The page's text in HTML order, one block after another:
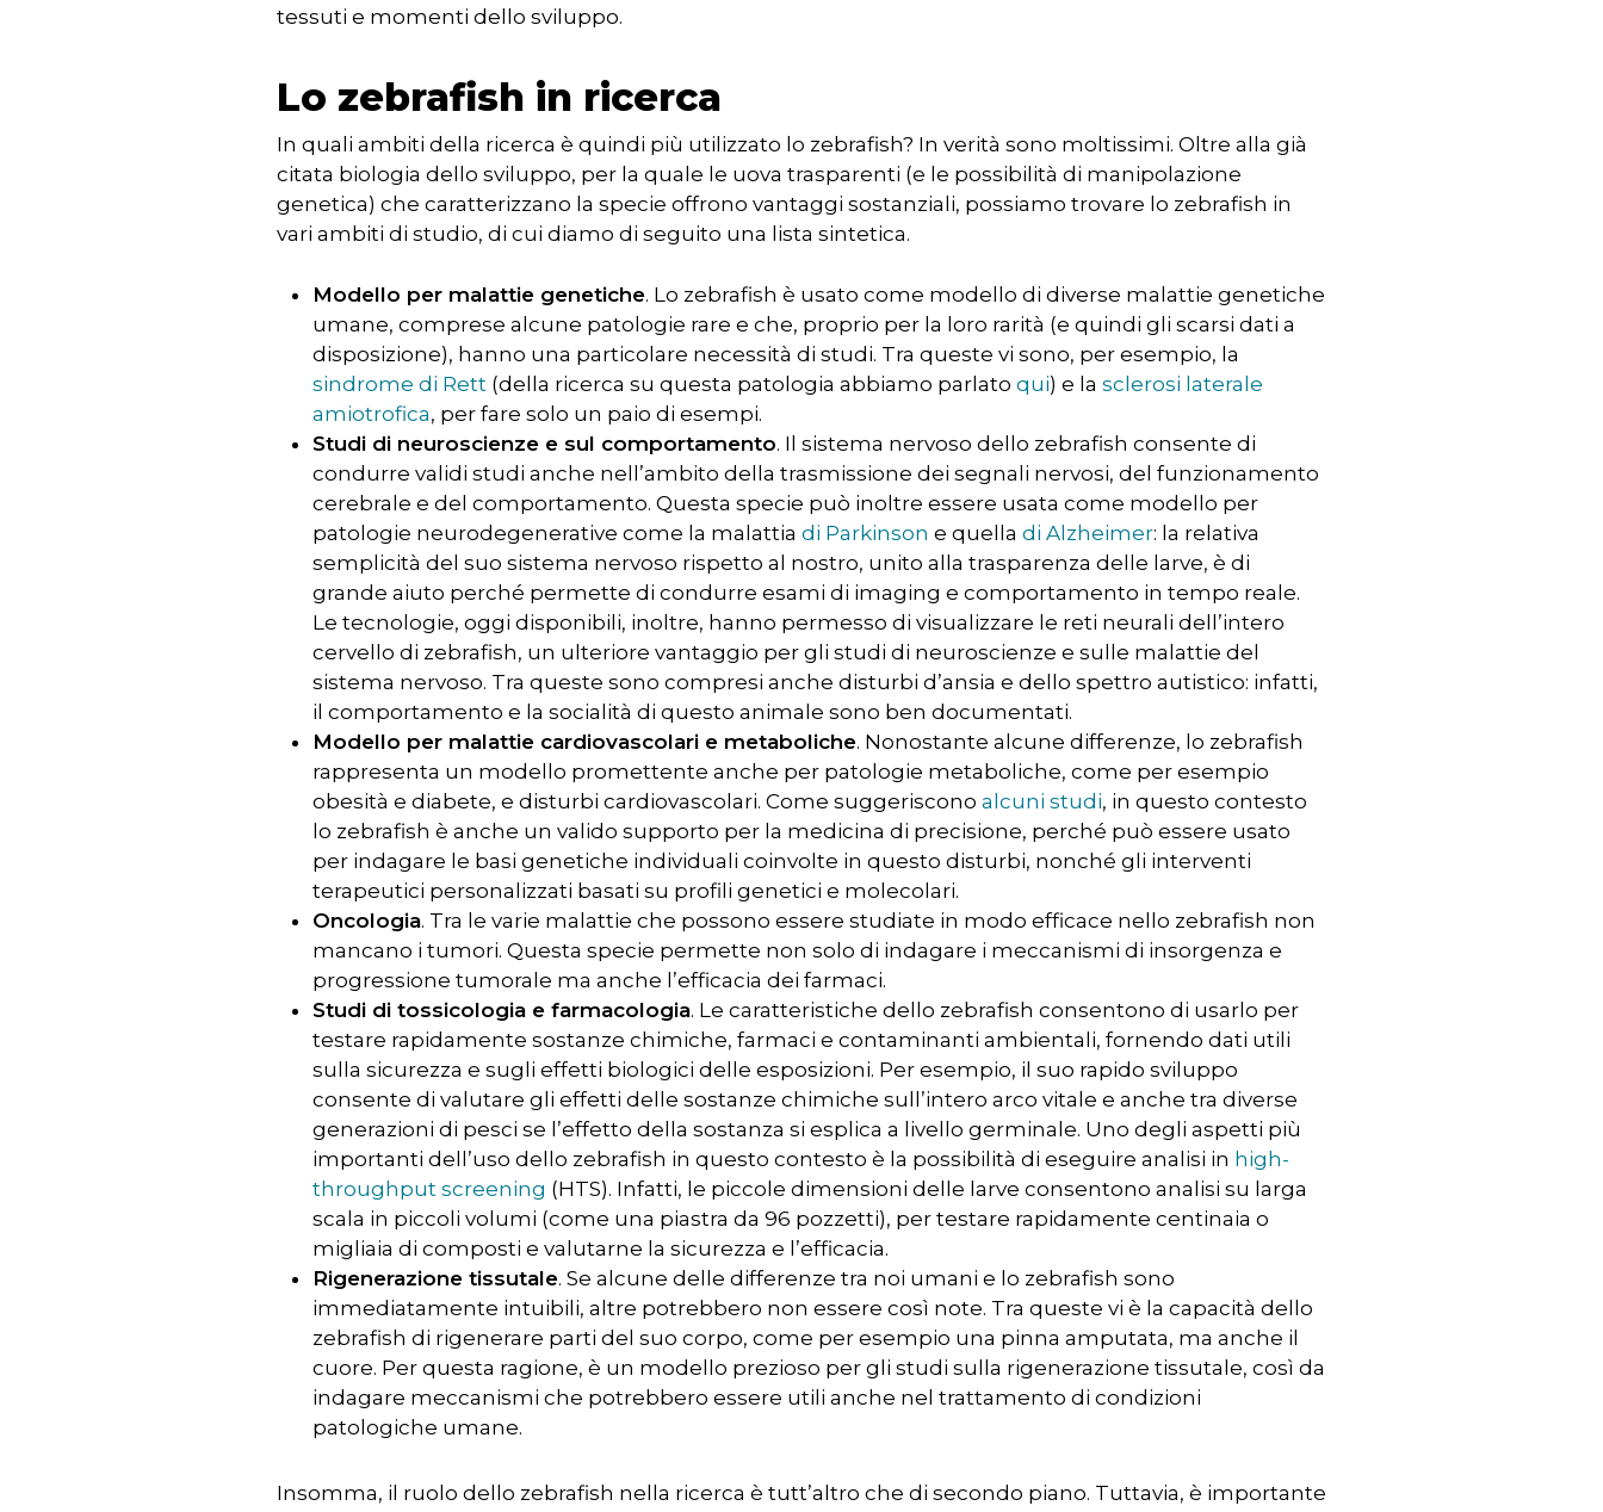
tessuti e momenti dello sviluppo.
Lo zebrafish in ricerca
In quali ambiti della ricerca è quindi più utilizzato lo zebrafish? In verità sono moltissimi. Oltre alla già
citata biologia dello sviluppo, per la quale le uova trasparenti (e le possibilità di manipolazione
genetica) che caratterizzano la specie offrono vantaggi sostanziali, possiamo trovare lo zebrafish in
vari ambiti di studio, di cui diamo di seguito una lista sintetica.
Modello per malattie genetiche. Lo zebrafish è usato come modello di diverse malattie genetiche
umane, comprese alcune patologie rare e che, proprio per la loro rarità (e quindi gli scarsi dati a
disposizione), hanno una particolare necessità di studi. Tra queste vi sono, per esempio, la
sindrome di Rett (della ricerca su questa patologia abbiamo parlato qui) e la sclerosi laterale
amiotrofica, per fare solo un paio di esempi.
Studi di neuroscienze e sul comportamento. Il sistema nervoso dello zebrafish consente di
condurre validi studi anche nell’ambito della trasmissione dei segnali nervosi, del funzionamento
cerebrale e del comportamento. Questa specie può inoltre essere usata come modello per
patologie neurodegenerative come la malattia di Parkinson e quella di Alzheimer: la relativa
semplicità del suo sistema nervoso rispetto al nostro, unito alla trasparenza delle larve, è di
grande aiuto perché permette di condurre esami di imaging e comportamento in tempo reale.
Le tecnologie, oggi disponibili, inoltre, hanno permesso di visualizzare le reti neurali dell’intero
cervello di zebrafish, un ulteriore vantaggio per gli studi di neuroscienze e sulle malattie del
sistema nervoso. Tra queste sono compresi anche disturbi d’ansia e dello spettro autistico: infatti,
il comportamento e la socialità di questo animale sono ben documentati.
Modello per malattie cardiovascolari e metaboliche. Nonostante alcune differenze, lo zebrafish
rappresenta un modello promettente anche per patologie metaboliche, come per esempio
obesità e diabete, e disturbi cardiovascolari. Come suggeriscono alcuni studi, in questo contesto
lo zebrafish è anche un valido supporto per la medicina di precisione, perché può essere usato
per indagare le basi genetiche individuali coinvolte in questo disturbi, nonché gli interventi
terapeutici personalizzati basati su profili genetici e molecolari.
Oncologia. Tra le varie malattie che possono essere studiate in modo efficace nello zebrafish non
mancano i tumori. Questa specie permette non solo di indagare i meccanismi di insorgenza e
progressione tumorale ma anche l’efficacia dei farmaci.
Studi di tossicologia e farmacologia. Le caratteristiche dello zebrafish consentono di usarlo per
testare rapidamente sostanze chimiche, farmaci e contaminanti ambientali, fornendo dati utili
sulla sicurezza e sugli effetti biologici delle esposizioni. Per esempio, il suo rapido sviluppo
consente di valutare gli effetti delle sostanze chimiche sull’intero arco vitale e anche tra diverse
generazioni di pesci se l’effetto della sostanza si esplica a livello germinale. Uno degli aspetti più
importanti dell’uso dello zebrafish in questo contesto è la possibilità di eseguire analisi in high-
throughput screening (HTS). Infatti, le piccole dimensioni delle larve consentono analisi su larga
scala in piccoli volumi (come una piastra da 96 pozzetti), per testare rapidamente centinaia o
migliaia di composti e valutarne la sicurezza e l’efficacia.
Rigenerazione tissutale. Se alcune delle differenze tra noi umani e lo zebrafish sono
immediatamente intuibili, altre potrebbero non essere così note. Tra queste vi è la capacità dello
zebrafish di rigenerare parti del suo corpo, come per esempio una pinna amputata, ma anche il
cuore. Per questa ragione, è un modello prezioso per gli studi sulla rigenerazione tissutale, così da
indagare meccanismi che potrebbero essere utili anche nel trattamento di condizioni
patologiche umane.
Insomma, il ruolo dello zebrafish nella ricerca è tutt’altro che di secondo piano. Tuttavia, è importante